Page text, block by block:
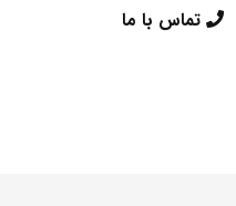
تماس با ما